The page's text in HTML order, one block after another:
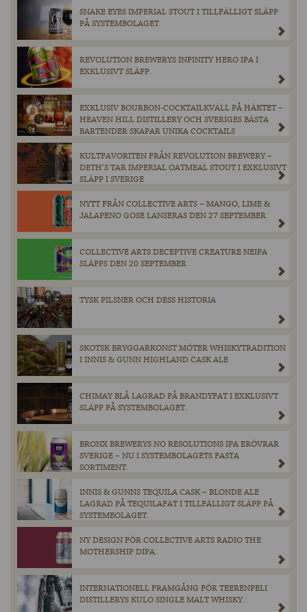
SNAKE EYES IMPERIAL STOUT I TILLFÄLLIGT SLÄPP
PÅ SYSTEMBOLAGET
REVOLUTION BREWERYS INFINITY HERO IPA I
EXKLUSIVT SLÄPP.
EXKLUSIV BOURBON-COCKTAILKVÄLL PÅ HÄKTET –
HEAVEN HILL DISTILLERY OCH SVERIGES BÄSTA
BARTENDER SKAPAR UNIKA COCKTAILS
KULTFAVORITEN FRÅN REVOLUTION BREWERY –
DETH’S TAR IMPERIAL OATMEAL STOUT I EXKLUSIVT
SLÄPP I SVERIGE
NYTT FRÅN COLLECTIVE ARTS – MANGO, LIME &
JALAPENO GOSE LANSERAS DEN 27 SEPTEMBER
COLLECTIVE ARTS DECEPTIVE CREATURE NEIPA
SLÄPPS DEN 20 SEPTEMBER
TYSK PILSNER OCH DESS HISTORIA
SKOTSK BRYGGARKONST MÖTER WHISKYTRADITION
I INNIS & GUNN HIGHLAND CASK ALE
CHIMAY BLÅ LAGRAD PÅ BRANDYFAT I EXKLUSIVT
SLÄPP PÅ SYSTEMBOLAGET.
BRONX BREWERYS NO RESOLUTIONS IPA ERÖVRAR
SVERIGE – NU I SYSTEMBOLAGETS FASTA
SORTIMENT.
INNIS & GUNNS TEQUILA CASK – BLONDE ALE
LAGRAD PÅ TEQUILAFAT I TILLFÄLLIGT SLÄPP PÅ
SYSTEMBOLAGET.
NY DESIGN FÖR COLLECTIVE ARTS RADIO THE
MOTHERSHIP DIPA.
INTERNATIONELL FRAMGÅNG FÖR TEERENPELI
DISTILLERYS KULO SINGLE MALT WHISKY.